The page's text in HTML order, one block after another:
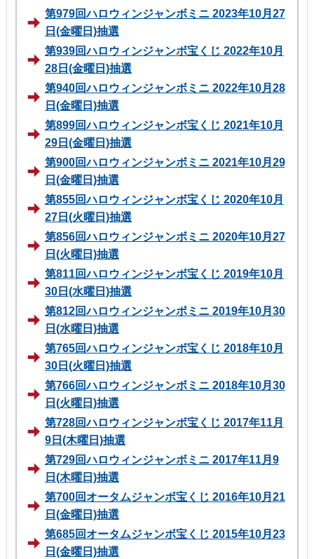
第979回ハロウィンジャンボミニ 2023年10月27
日(金曜日)抽選
第939回ハロウィンジャンボ宝くじ 2022年10月
28日(金曜日)抽選
第940回ハロウィンジャンボミニ 2022年10月28
日(金曜日)抽選
第899回ハロウィンジャンボ宝くじ 2021年10月
29日(金曜日)抽選
第900回ハロウィンジャンボミニ 2021年10月29
日(金曜日)抽選
第855回ハロウィンジャンボ宝くじ 2020年10月
27日(火曜日)抽選
第856回ハロウィンジャンボミニ 2020年10月27
日(火曜日)抽選
第811回ハロウィンジャンボ宝くじ 2019年10月
30日(水曜日)抽選
第812回ハロウィンジャンボミニ 2019年10月30
日(水曜日)抽選
第765回ハロウィンジャンボ宝くじ 2018年10月
30日(火曜日)抽選
第766回ハロウィンジャンボミニ 2018年10月30
日(火曜日)抽選
第728回ハロウィンジャンボ宝くじ 2017年11月
9日(木曜日)抽選
第729回ハロウィンジャンボミニ 2017年11月9
日(木曜日)抽選
第700回オータムジャンボ宝くじ 2016年10月21
日(金曜日)抽選
第685回オータムジャンボ宝くじ 2015年10月23
日(金曜日)抽選